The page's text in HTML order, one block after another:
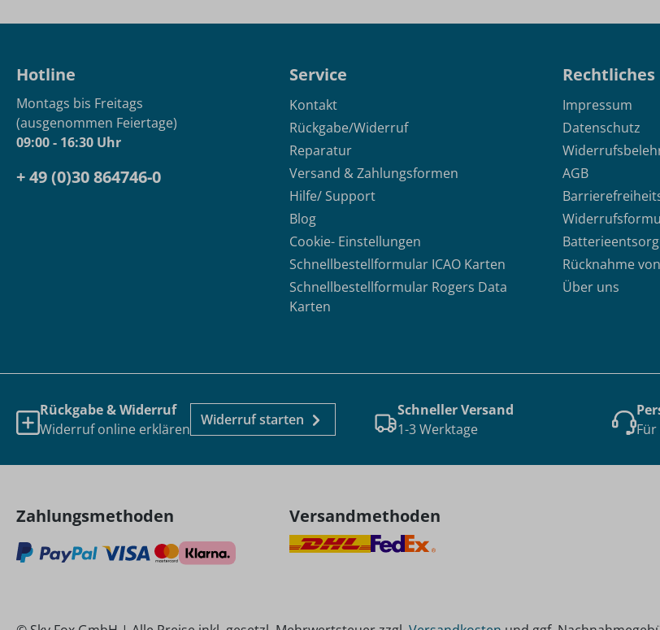
Hotline
Montags bis Freitags
(ausgenommen Feiertage)
09:00 - 16:30 Uhr
+ 49 (0)30 864746-0
Service
Kontakt
Rückgabe/Widerruf
Reparatur
Versand & Zahlungsformen
Hilfe/ Support
Blog
Cookie- Einstellungen
Schnellbestellformular ICAO Karten
Schnellbestellformular Rogers Data
Karten
Rechtliches
Impressum
Datenschutz
AGB
Rücknahme
Über uns
Rückgabe & Widerruf
Widerruf online erklären
Widerruf starten
Schneller Versand
1-3 Werktage
Für
Zahlungsmethoden Versandmethoden